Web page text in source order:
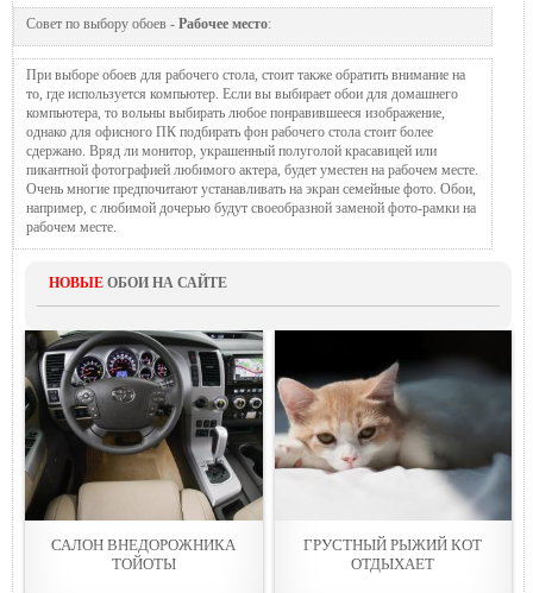
Совет по выбору обоев - Рабочее место:
При выборе обоев для рабочего стола, стоит также обратить внимание на
то, где используется компьютер. Если вы выбирает обои для домашнего
компьютера, то вольны выбирать любое понравившееся изображение,
однако для офисного ПК подбирать фон рабочего стола стоит более
сдержано. Вряд ли монитор, украшенный полуголой красавицей или
пикантной фотографией любимого актера, будет уместен на рабочем месте.
Очень многие предпочитают устанавливать на экран семейные фото. Обои,
например, с любимой дочерью будут своеобразной заменой фото-рамки на
рабочем месте.
НОВЫЕ ОБОИ НА САЙТЕ
САЛОН ВНЕДОРОЖНИКА
ТОЙОТЫ
ГРУСТНЫЙ РЫЖИЙ КОТ
ОТДЫХАЕТ